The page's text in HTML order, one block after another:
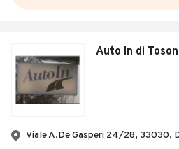
Auto In di
Viale A.De Gasperi 24/28, 33030,